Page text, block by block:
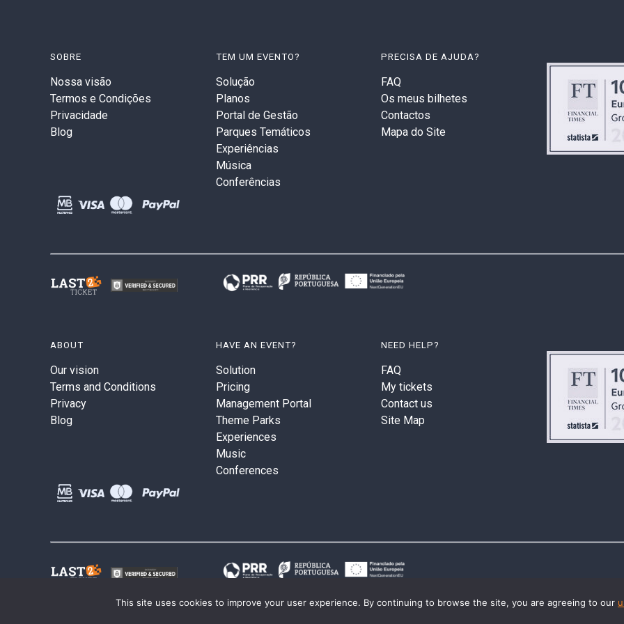
SOBRE
Nossa visão
Termos e Condições
Privacidade
Blog
TEM UM EVENTO?
Solução
Planos
Portal de Gestão
Parques Temáticos
Experiências
Música
Conferências
PRECISA DE AJUDA?
FAQ
Os meus bilhetes
Contactos
Mapa do Site
ABOUT
Our vision
Terms and Conditions
Privacy
Blog
HAVE AN EVENT?
Solution
Pricing
Management Portal
Theme Parks
Experiences
Music
Conferences
NEED HELP?
FAQ
My tickets
Contact us
Site Map
This site uses cookies to improve your user experience. By continuing to browse the site, you are agreeing to our